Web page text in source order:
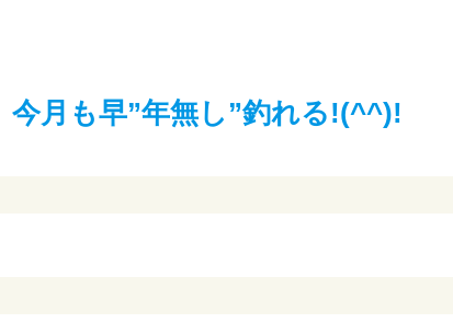
今月も早”年無し”釣れる!(^^)!